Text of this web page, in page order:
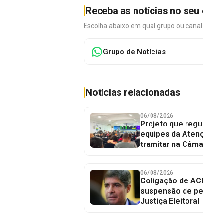
Receba as notícias no seu
Escolha abaixo em qual grupo ou
Grupo de Notícias
Notícias relacionadas
06/08/2026
Projeto que
equipes da
tramitar na
06/08/2026
Coligação de
suspensão de
Justiça Eleitoral